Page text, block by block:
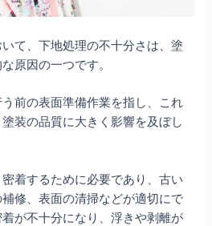
て、下地処理の不十分さは、塗
原因の一つです。
前の表面準備作業を指し、これ
装の品質に大きく影響を及ぼし
着するために必要であり、古い
修、表面の清掃などが適切にで
が不十分になり、浮きや剥離が